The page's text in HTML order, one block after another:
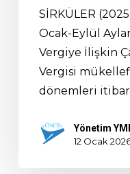
SİRKÜLER (2025
Ocak-Eylül
Vergiye İlişkin
Vergisi
dönemleri
Yönetim
12 Ocak